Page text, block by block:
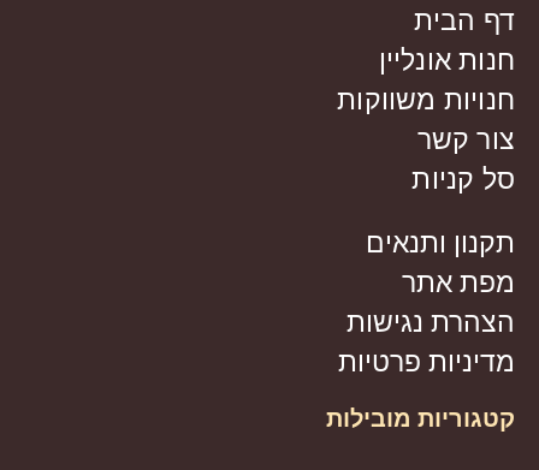
דף הבית
חנות אונליין
חנויות משווקות
צור קשר
סל קניות
תקנון ותנאים
מפת אתר
הצהרת נגישות
מדיניות פרטיות
קטגוריות מובילות